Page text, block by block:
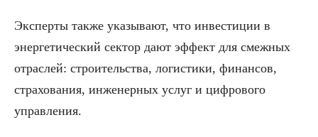
Эксперты также указывают, что инвестиции в
энергетический сектор дают эффект для смежных
отраслей: строительства, логистики, финансов,
страхования, инженерных услуг и цифрового
управления.